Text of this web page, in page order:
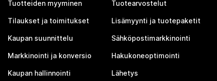
Tuotteiden myyminen
Tilaukset ja toimitukset
Kaupan suunnittelu
Markkinointi ja konversio
Kaupan hallinnointi
Tuotearvostelut
Lisämyynti ja tuotepaketit
Sähköpostimarkkinointi
Hakukoneoptimointi
Lähetys